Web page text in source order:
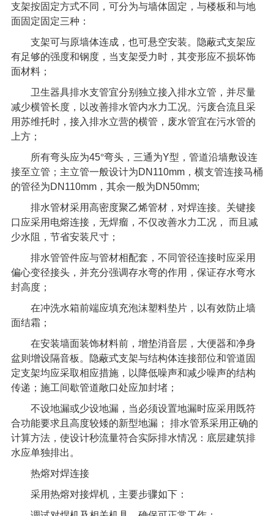
支架按固定方式不同，可分为与墙体固定，与楼板和与地
面固定固定三种：
支架可与原墙体连成，也可悬空安装。隐蔽式支架应
有足够的强度和钢度，当支架受力时，其变形应不损坏饰
面材料；
卫生器具排水支管宜分别独立接入排水立管，并尽量
减少横管长度，以改善排水管内水力工况。污废合流且采
用苏维托时，接入排水立营的横管，废水管宜在污水管的
上方；
所有弯头应为45°弯头，三通为Y型，管道沿墙敷设连
接至立管；主立管一般设计为DN110mm，横支管连接马桶
的管径为DN110mm，其余一般为DN50mm;
排水管材采用高密度聚乙烯管材，对焊连接。关键接
口应采用电熔连接，无焊瘤，不仅改善水力工况，
而且减
少水阻，节省安装尺寸；
排水管管件应与管材相配套，不同管径连接时应采用
偏心变径接头，并充分强调存水弯的作用，保证存水弯水
封高度；
在冲洗水箱前端应填充泡沫塑料垫片，以有效防止墙
面结霜；
在安装墙面装饰材料前，增垫消音层，大便器和净身
盆则增设隔音板。隐蔽式支架与结构体连接部位和管道固
定支架均应采取相应措施，以降低噪声和减少噪声的结构
传递；施工间歇管道敞口处应加封堵；
不设地漏或少设地漏，当必须设置地漏时应采用既符
合功能要求且高度较矮的新型地漏；
排水管系采用正确的
计算方法，使设计秒流量符合实际排水情况：底层建筑排
水应单独排出。
热熔对焊连接
采用热熔对接焊机，主要步骤如下：